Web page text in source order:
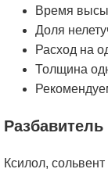
Время
Доля
Расход на
Толщина
Разбавитель
Ксилол,